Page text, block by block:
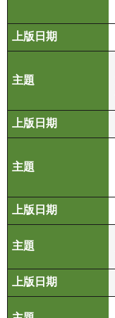
友
善
措
施
服
信
網
導
R
S